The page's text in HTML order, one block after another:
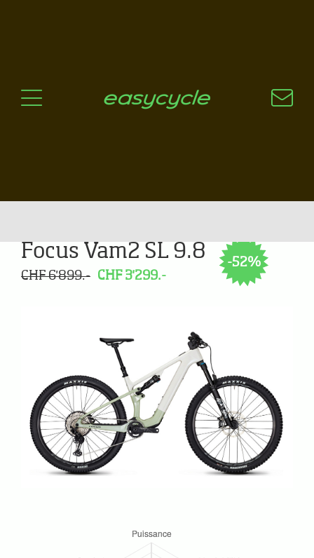
Nos critères de sélection
Focus Vam2 SL 9.8
-52%
CHF 6'899.-
CHF 3'299.-